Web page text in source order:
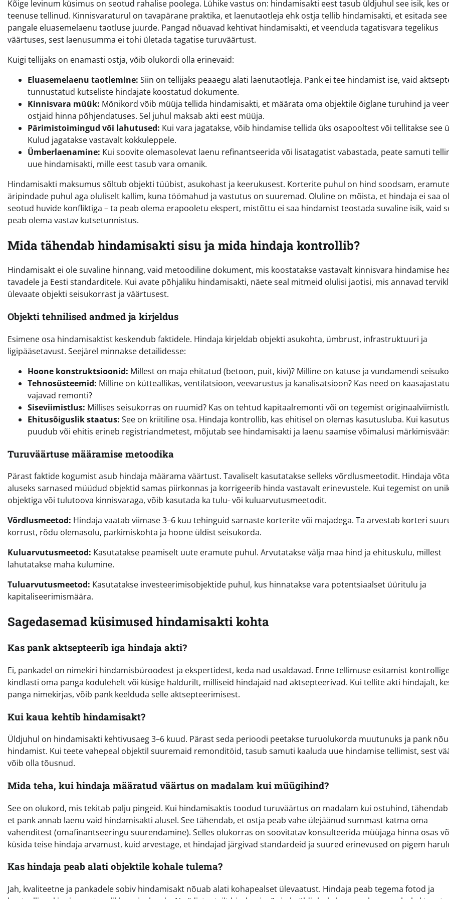
Kõige levinum küsimus on seotud rahalise poolega. Lühike vastus on: hindamisakti eest tasub üldjuhul see isik, kes
teenuse tellinud. Kinnisvaraturul on tavapärane praktika, et laenutaotleja ehk ostja tellib hindamisakti, et esitada see
pangale eluasemelaenu taotluse juurde. Pangad nõuavad kehtivat hindamisakti, et veenduda tagatisvara tegelikus
väärtuses, sest laenusumma ei tohi ületada tagatise turuväärtust.
Kuigi tellijaks on enamasti ostja, võib olukordi olla erinevaid:
Eluasemelaenu taotlemine: Siin on tellijaks peaaegu alati laenutaotleja. Pank ei tee hindamist ise, vaid
tunnustatud kutseliste hindajate koostatud dokumente.
Kinnisvara müük: Mõnikord võib müüja tellida hindamisakti, et määrata oma objektile õiglane turuhind ja
ostjaid hinna põhjendatuses. Sel juhul maksab akti eest müüja.
Pärimistoimingud või lahutused: Kui vara jagatakse, võib hindamise tellida üks osapooltest või tellitakse see
Kulud jagatakse vastavalt kokkuleppele.
Ümberlaenamine: Kui soovite olemasolevat laenu refinantseerida või lisatagatist vabastada, peate samuti
uue hindamisakti, mille eest tasub vara omanik.
Hindamisakti maksumus sõltub objekti tüübist, asukohast ja keerukusest. Korterite puhul on hind soodsam,
äripindade puhul aga oluliselt kallim, kuna töömahud ja vastutus on suuremad. Oluline on mõista, et hindaja ei saa
seotud huvide konfliktiga – ta peab olema erapooletu ekspert, mistõttu ei saa hindamist teostada suvaline isik, vaid
peab olema vastav kutsetunnistus.
Mida tähendab hindamisakti sisu ja mida hindaja kontrollib?
Hindamisakt ei ole suvaline hinnang, vaid metoodiline dokument, mis koostatakse vastavalt kinnisvara hindamise
tavadele ja Eesti standarditele. Kui avate põhjaliku hindamisakti, näete seal mitmeid olulisi jaotisi, mis annavad
ülevaate objekti seisukorrast ja väärtusest.
Objekti tehnilised andmed ja kirjeldus
Esimene osa hindamisaktist keskendub faktidele. Hindaja kirjeldab objekti asukohta, ümbrust, infrastruktuuri ja
ligipääsetavust. Seejärel minnakse detailidesse:
Hoone konstruktsioonid: Millest on maja ehitatud (betoon, puit, kivi)? Milline on katuse ja vundamendi
Tehnosüsteemid: Milline on kütteallikas, ventilatsioon, veevarustus ja kanalisatsioon? Kas need on
vajavad remonti?
Siseviimistlus: Millises seisukorras on ruumid? Kas on tehtud kapitaalremonti või on tegemist
Ehitusõiguslik staatus: See on kriitiline osa. Hindaja kontrollib, kas ehitisel on olemas kasutusluba. Kui
puudub või ehitis erineb registriandmetest, mõjutab see hindamisakti ja laenu saamise võimalusi
Turuväärtuse määramise metoodika
Pärast faktide kogumist asub hindaja määrama väärtust. Tavaliselt kasutatakse selleks võrdlusmeetodit. Hindaja
aluseks sarnased müüdud objektid samas piirkonnas ja korrigeerib hinda vastavalt erinevustele. Kui tegemist on
objektiga või tulutoova kinnisvaraga, võib kasutada ka tulu- või kuluarvutusmeetodit.
Võrdlusmeetod: Hindaja vaatab viimase 3–6 kuu tehinguid sarnaste korterite või majadega. Ta arvestab korteri
korrust, rõdu olemasolu, parkimiskohta ja hoone üldist seisukorda.
Kuluarvutusmeetod: Kasutatakse peamiselt uute eramute puhul. Arvutatakse välja maa hind ja ehituskulu, millest
lahutatakse maha kulumine.
Tuluarvutusmeetod: Kasutatakse investeerimisobjektide puhul, kus hinnatakse vara potentsiaalset üüritulu ja
kapitaliseerimismäära.
Sagedasemad küsimused hindamisakti kohta
Kas pank aktsepteerib iga hindaja akti?
Ei, pankadel on nimekiri hindamisbüroodest ja ekspertidest, keda nad usaldavad. Enne tellimuse esitamist
kindlasti oma panga kodulehelt või küsige haldurilt, milliseid hindajaid nad aktsepteerivad. Kui tellite akti hindajalt,
panga nimekirjas, võib pank keelduda selle aktsepteerimisest.
Kui kaua kehtib hindamisakt?
Üldjuhul on hindamisakti kehtivusaeg 3–6 kuud. Pärast seda perioodi peetakse turuolukorda muutunuks ja pank
hindamist. Kui teete vahepeal objektil suuremaid remonditöid, tasub samuti kaaluda uue hindamise tellimist, sest
võib olla tõusnud.
Mida teha, kui hindaja määratud väärtus on madalam kui müügihind?
See on olukord, mis tekitab palju pingeid. Kui hindamisaktis toodud turuväärtus on madalam kui ostuhind, tähendab
et pank annab laenu vaid hindamisakti alusel. See tähendab, et ostja peab vahe ülejäänud summast katma oma
vahenditest (omafinantseeringu suurendamine). Selles olukorras on soovitatav konsulteerida müüjaga hinna osas
küsida teise hindaja arvamust, kuid arvestage, et hindajad järgivad standardeid ja suured erinevused on pigem
Kas hindaja peab alati objektile kohale tulema?
Jah, kvaliteetne ja pankadele sobiv hindamisakt nõuab alati kohapealset ülevaatust. Hindaja peab tegema fotod ja